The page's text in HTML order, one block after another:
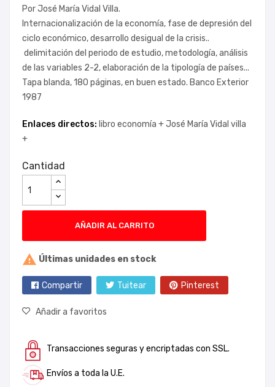
Por José María Vidal Villa.
Internacionalización de la economía, fase de depresión del
ciclo económico, desarrollo desigual de la crisis..
delimitación del periodo de estudio, metodología, análisis
de las variables 2-2, elaboración de la tipología de países...
Tapa blanda, 180 páginas, en buen estado. Banco Exterior
1987
Enlaces directos: libro economía +José María Vidal villa
+
Cantidad
AÑADIR AL CARRITO
 Últimas unidades en stock
Compartir Tuitear Pinterest
Añadir a favoritos
Transacciones seguras y encriptadas con SSL.
Envíos a toda la U.E.